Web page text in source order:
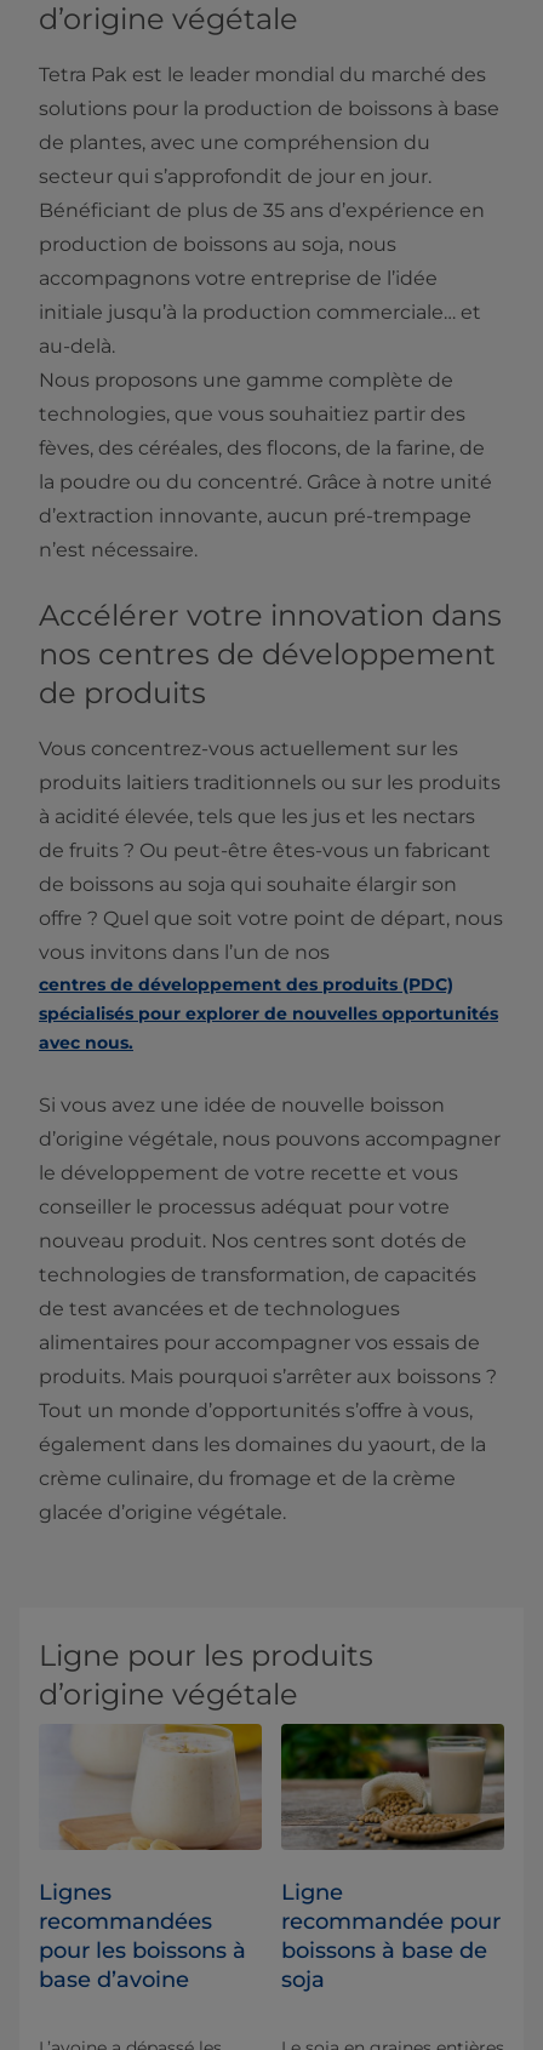
d’origine végétale
Tetra Pak est le leader mondial du marché des
solutions pour la production de boissons à base
de plantes, avec une compréhension du
secteur qui s’approfondit de jour en jour.
Bénéficiant de plus de 35 ans d’expérience en
production de boissons au soja, nous
accompagnons votre entreprise de l’idée
initiale jusqu’à la production commerciale… et
au-delà.
Nous proposons une gamme complète de
technologies, que vous souhaitiez partir des
fèves, des céréales, des flocons, de la farine, de
la poudre ou du concentré. Grâce à notre unité
d’extraction innovante, aucun pré-trempage
n’est nécessaire.
Accélérer votre innovation dans
nos centres de développement
de produits
Vous concentrez-vous actuellement sur les
produits laitiers traditionnels ou sur les produits
à acidité élevée, tels que les jus et les nectars
de fruits ? Ou peut-être êtes-vous un fabricant
de boissons au soja qui souhaite élargir son
offre ? Quel que soit votre point de départ, nous
vous invitons dans l’un de nos
centres de développement des produits (PDC)
spécialisés pour explorer de nouvelles opportunités
avec nous.​
Si vous avez une idée de nouvelle boisson
d’origine végétale, nous pouvons accompagner
le développement de votre recette et vous
conseiller le processus adéquat pour votre
nouveau produit. Nos centres sont dotés de
technologies de transformation, de capacités
de test avancées et de technologues
alimentaires pour accompagner vos essais de
produits. Mais pourquoi s’arrêter aux boissons ?
Tout un monde d’opportunités s’offre à vous,
également dans les domaines du yaourt, de la
crème culinaire, du fromage et de la crème
glacée ​d’origine végétale.​​
Ligne pour les produits
d’origine végétale
Lignes
recommandées
pour les boissons à
base d’avoine
Ligne
recommandée pour
boissons à base de
soja